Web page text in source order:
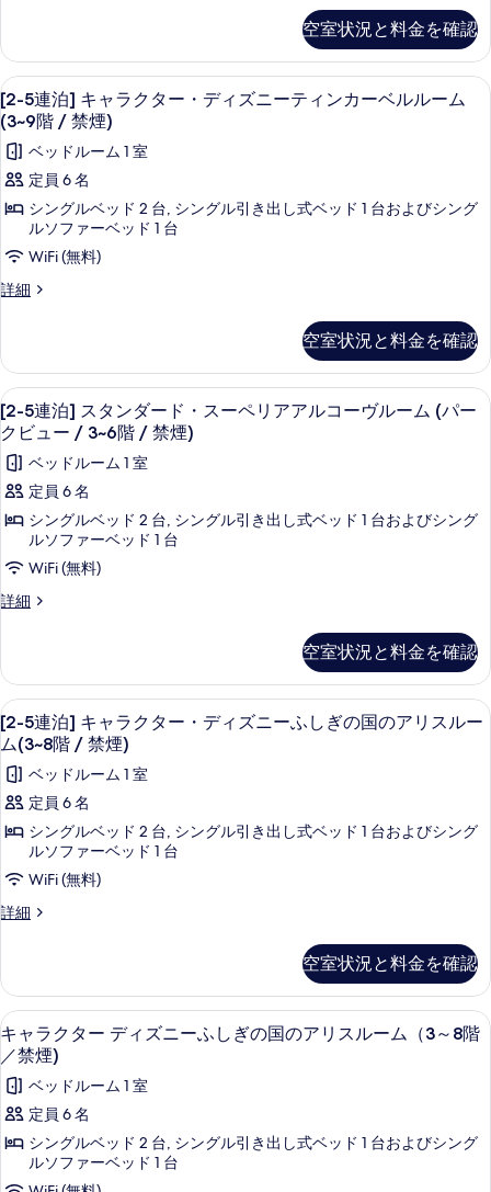
ス
ー
ペ
リ
ア
ア
コ
ー
ー
ム
(4~9
階
/
禁
煙)
の
す
の
写
真
を
表
示
す
る
ス
タ
ン
ダ
ー
ド・
ス
ペ
ア
ル
ル
ー
ム
(4~9
階
禁
煙)
の
細
空室状況と料金を確認
[2-
5
連
泊]
キ
ャ
ラ
ク
デ
ィ
ズ
ニ
ー
テ
ン
カ
ル
ル
ー
ム
(3~9
階
/
禁
煙)
べ
て
の
写
真
を
表
示
羽毛の掛け布団、セーフティボック
4
[2-5連泊] キャラクター・ディズニーティンカーベルルーム
(3~9階 / 禁煙)
ベッドルーム 1 室
定員 6 名
シングルベッド 2 台, シングル引き出し式ベッド 1 台およびシング
ルソファーベッド 1 台
WiFi (無料)
詳細
[2-
キ
ャ
ラ
ク
タ
ー・
デ
ズ
ー
ィ
ベ
ル
ル
ー
ム
(3~9
階
/
禁
の
細
空室状況と料金を確認
[2-
5
連
泊]
ス
タ
ン
ダ
ス
ー
ペ
リ
ア
ア
コ
ー
ー
ム
(パ
ー
ク
ビ
羽毛の掛け布団、セーフティボック
7
[2-5連泊] スタンダード・スーペリアアルコーヴルーム (パー
クビュー / 3~6階 / 禁煙)
ベッドルーム 1 室
定員 6 名
シングルベッド 2 台, シングル引き出し式ベッド 1 台およびシング
ルソファーベッド 1 台
WiFi (無料)
詳細
[2-
ス
タ
ン
ダ
ー
ド・
ス
ペ
ア
ル
ル
ー
ム
(パ
ー
ク
ビ
ュ
ー
空室状況と料金を確認
[2-
5
連
泊]
キ
ャ
ラ
ク
デ
ィ
ズ
ニ
ー
ふ
羽毛の掛け布団、セーフティボック
4
[2-5連泊] キャラクター・ディズニーふしぎの国のアリスルー
ム(3~8階 / 禁煙)
ベッドルーム 1 室
定員 6 名
シングルベッド 2 台, シングル引き出し式ベッド 1 台およびシング
ルソファーベッド 1 台
WiFi (無料)
詳細
[2-
キ
ャ
ラ
ク
タ
ー・
デ
ズ
ー
空室状況と料金を確認
キ
ャ
ラ
ク
タ
羽毛の掛け布団、セーフティボック
6
キャラクター ディズニーふしぎの国のアリスルーム（3～8階
／禁煙)
ベッドルーム 1 室
定員 6 名
シングルベッド 2 台, シングル引き出し式ベッド 1 台およびシング
ルソファーベッド 1 台